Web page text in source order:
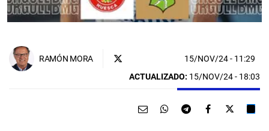
RAMÓN MORA 15/NOV/24- 11:29
ACTUALIZADO: 15/NOV/24 - 18:03